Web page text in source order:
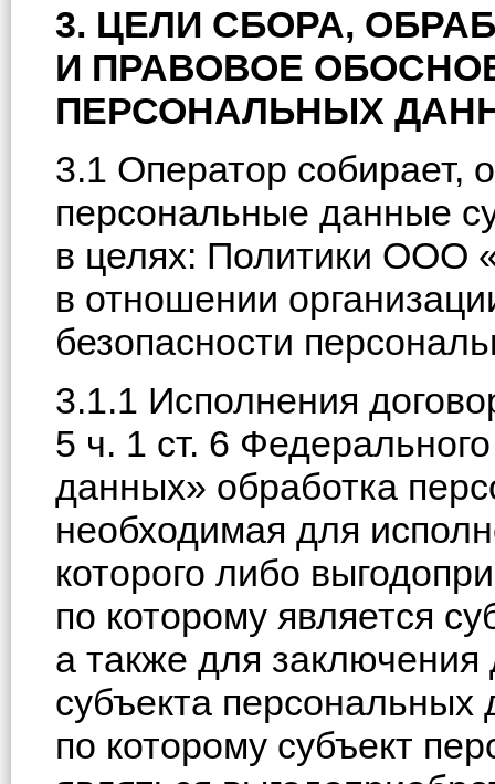
3. ЦЕЛИ СБОРА,
И ПРАВОВОЕ
ПЕРСОНАЛЬНЫХ
3.1 Оператор собирает,
персональные данные
в целях: Политики
в отношении
безопасности
3.1.1 Исполнения
5 ч. 1 ст. 6
данных» обработка
необходимая для
которого либо
по которому является
а также для заключения
субъекта персональных
по которому субъект